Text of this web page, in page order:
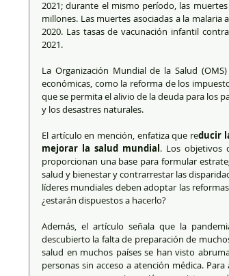
2021; durante el mismo período, las
millones. Las muertes asociadas a la malaria
2020. Las tasas de vacunación infantil
2021.
La Organización Mundial de la Salud
económicas, como la reforma de los
que se permita el alivio de la deuda para los
y los desastres naturales.
El artículo en mención, enfatiza que reducir
mejorar la salud mundial. Los objetivos
proporcionan una base para formular
salud y bienestar y contrarrestar las
líderes mundiales deben adoptar las
¿estarán dispuestos a hacerlo?
Además, el artículo señala que la
descubierto la falta de preparación de
salud en muchos países se han visto
personas sin acceso a atención médica.